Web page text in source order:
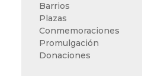
Barrios
Plazas
Conmemoraciones
Promulgación
Donaciones